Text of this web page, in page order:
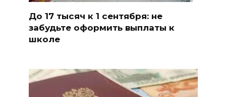
До 17 тысяч к 1 сентября: не
забудьте оформить выплаты к
школе